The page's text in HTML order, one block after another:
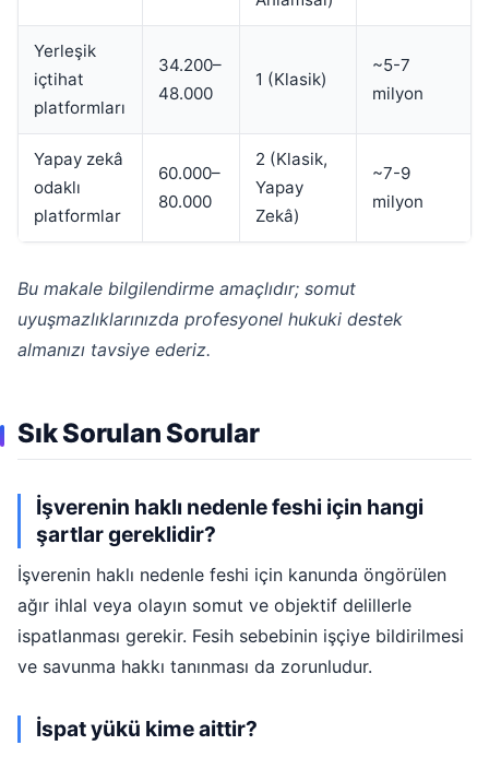
Yerleşik
içtihat
platformları
34.200–
48.000
1 (Klasik)
~5-7
milyon
Yapay zekâ
odaklı
platformlar
60.000–
80.000
2 (Klasik,
Yapay
Zekâ)
~7-9
milyon
Bu makale bilgilendirme amaçlıdır; somut
uyuşmazlıklarınızda profesyonel hukuki destek
almanızı tavsiye ederiz.
Sık Sorulan Sorular
İşverenin haklı nedenle feshi için hangi
şartlar gereklidir?
İşverenin haklı nedenle feshi için kanunda öngörülen
ağır ihlal veya olayın somut ve objektif delillerle
ispatlanması gerekir. Fesih sebebinin işçiye bildirilmesi
ve savunma hakkı tanınması da zorunludur.
İspat yükü kime aittir?